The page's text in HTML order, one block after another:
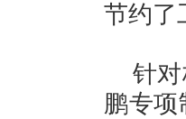
节约了
针
鹏专